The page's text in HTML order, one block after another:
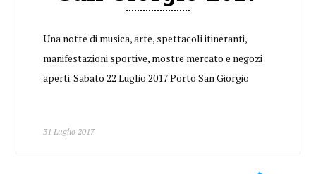
Una notte di musica, arte, spettacoli itineranti,
manifestazioni sportive, mostre mercato e negozi
aperti. Sabato 22 Luglio 2017 Porto San Giorgio
31 Luglio 2017